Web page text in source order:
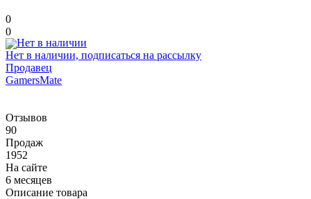
0
0
Нет в наличии, подписаться на рассылку
Продавец
GamersMate
Отзывов
90
Продаж
1952
На сайте
6 месяцев
Описание товара